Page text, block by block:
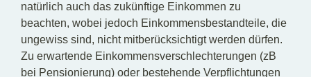
natürlich auch das zukünftige Einkommen zu
beachten, wobei jedoch Einkommensbestandteile, die
ungewiss sind, nicht mitberücksichtigt werden dürfen.
Zu erwartende Einkommensverschlechterungen (zB
bei Pensionierung) oder bestehende Verpflichtungen